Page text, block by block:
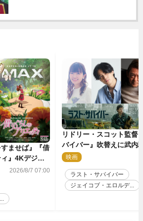
ませば』『借
』4Kデジタ
映決定！
2026/8/7 07:00
リドリー・スコット監督
バイバー』吹替えに武内
哉・種崎敦美・井上和彦
映画
ラスト・サバイバー
ジェイコブ・エロルデ...